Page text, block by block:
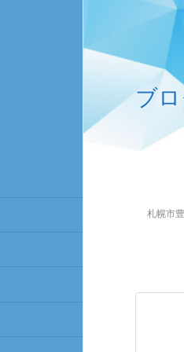
ブ
札幌市